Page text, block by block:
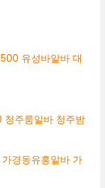
유성바알바 대
주룸알바 청주밤
경동유흥알바 가